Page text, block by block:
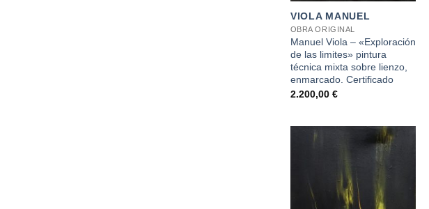
VIOLA MANUEL
OBRA ORIGINAL
Manuel Viola – «Exploración
de las limites» pintura
técnica mixta sobre lienzo,
enmarcado. Certificado
2.200,00 €